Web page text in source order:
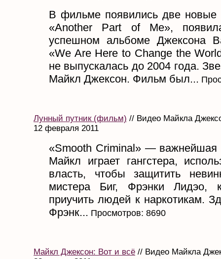
В фильме появились две новые
«Another Part of Me»,
успешном альбоме Джексона
«We Are Here to Change the
не выпускалась до 2004 года.
Майкл Джексон. Фильм был...
Лунный путник (фильм) // Видео Майкла
12 февраля 2011
«Smooth Criminal» — важнейшая
Майкл играет гангстера,
власть, чтобы защитить
мистера Биг, Фрэнки Лидэо,
приучить людей к наркотикам.
Фрэнк... Просмотров: 8690
Майкл Джексон: Вот и всё // Видео Майкла